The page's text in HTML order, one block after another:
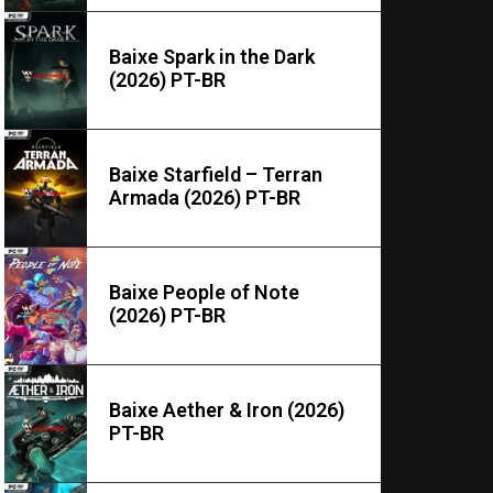
Baixe Spark in the Dark
(2026) PT-BR
Baixe Starfield – Terran
Armada (2026) PT-BR
Baixe People of Note
(2026) PT-BR
Baixe Aether & Iron (2026)
PT-BR